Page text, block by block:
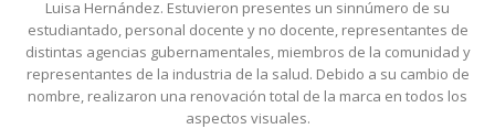
Luisa Hernández. Estuvieron presentes un sinnúmero de su
estudiantado, personal docente y no docente, representantes de
distintas agencias gubernamentales, miembros de la comunidad y
representantes de la industria de la salud. Debido a su cambio de
nombre, realizaron una renovación total de la marca en todos los
aspectos visuales.